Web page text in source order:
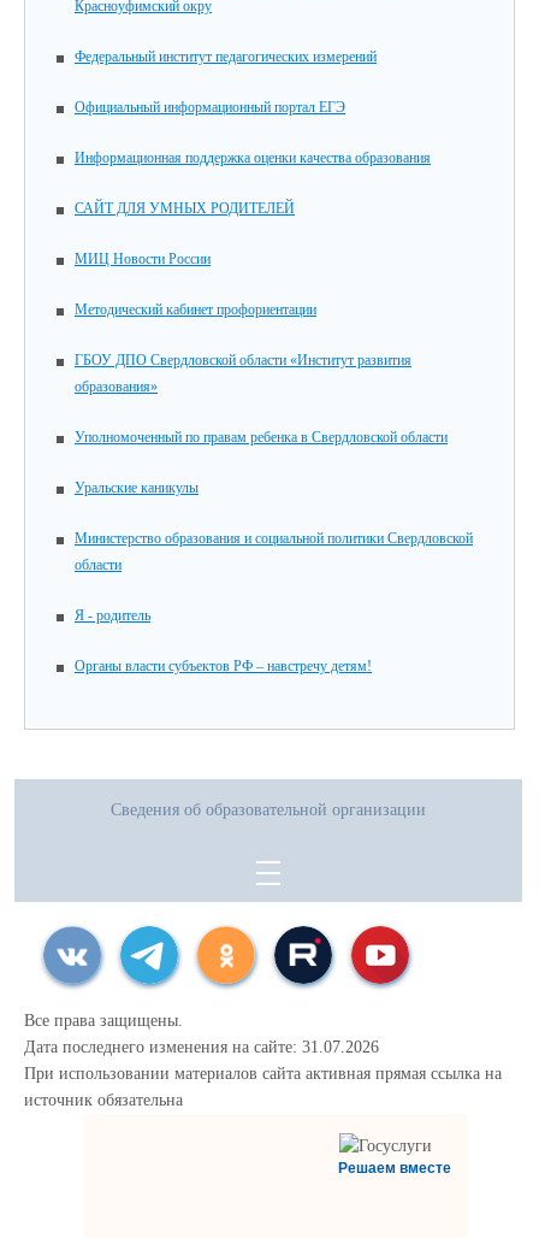
Красноуфимский окру
Федеральный институт педагогических измерений
Официальный информационный портал ЕГЭ
Информационная поддержка оценки качества образования
САЙТ ДЛЯ УМНЫХ РОДИТЕЛЕЙ
МИЦ Новости России
Методический кабинет профориентации
ГБОУ ДПО Свердловской области «Институт развития
образования»
Уполномоченный по правам ребенка в Свердловской области
Уральские каникулы
Министерство образования и социальной политики Свердловской
области
Я - родитель
Органы власти субъектов РФ – навстречу детям!
Сведения об образовательной организации
Все права защищены.
Дата последнего изменения на сайте: 31.07.2026
При использовании материалов сайта активная прямая ссылка на
источник обязательна
Решаем вместе